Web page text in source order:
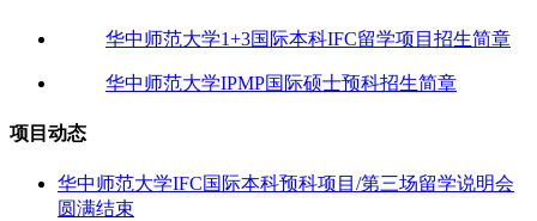
华中师范大学1+3国际本科IFC留学项目招生简章
华中师范大学IPMP国际硕士预科招生简章
项目动态
华中师范大学IFC国际本科预科项目/第三场留学说明会
圆满结束